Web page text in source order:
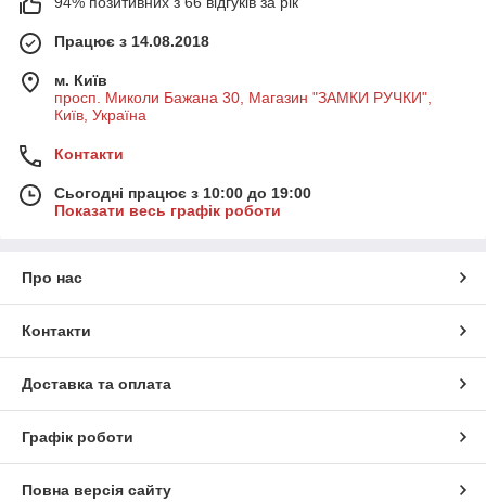
Працює з 14.08.2018
м. Київ
просп. Миколи Бажана 30, Магазин "ЗАМКИ РУЧКИ",
Київ, Україна
Контакти
Сьогодні працює з 10:00 до 19:00
Показати весь графік роботи
Про нас
Контакти
Доставка та оплата
Графік роботи
Повна версія сайту